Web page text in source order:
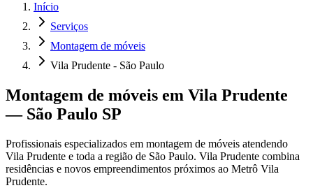
Início
Serviços
Montagem de móveis
Vila Prudente - São Paulo
Montagem de móveis em Vila Prudente
— São Paulo SP
Profissionais especializados em montagem de móveis atendendo
Vila Prudente e toda a região de São Paulo. Vila Prudente combina
residências e novos empreendimentos próximos ao Metrô Vila
Prudente.